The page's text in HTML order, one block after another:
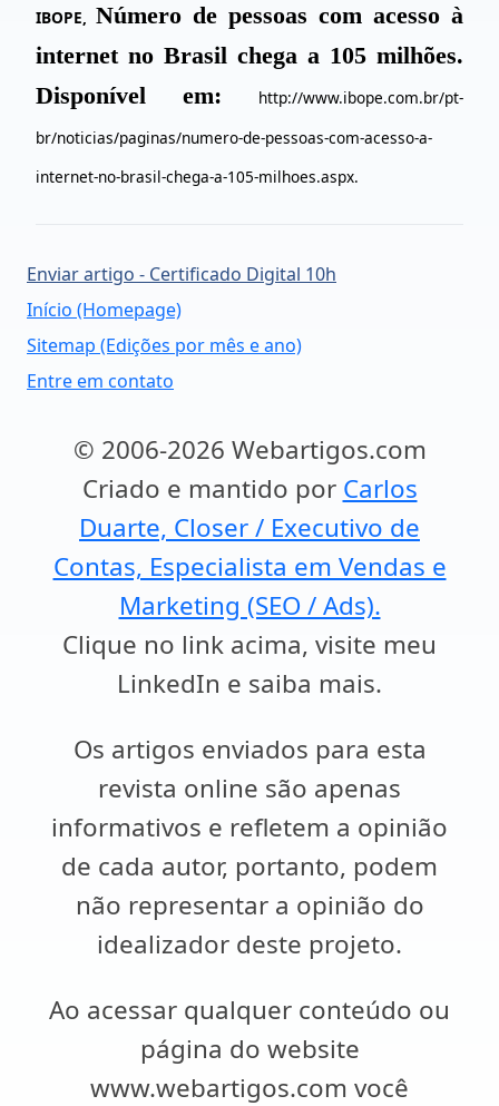
IBOPE, Número de pessoas com acesso à
internet no Brasil chega a 105 milhões.
Disponível em:
http://www.ibope.com.br/pt-
br/noticias/paginas/numero-de-pessoas-com-acesso-a-
internet-no-brasil-chega-a-105-milhoes.aspx.
Enviar artigo - Certificado Digital 10h
Início (Homepage)
Sitemap (Edições por mês e ano)
Entre em contato
© 2006-2026 Webartigos.com
Criado e mantido por Carlos
Duarte, Closer / Executivo de
Contas, Especialista em Vendas e
Marketing (SEO / Ads).
Clique no link acima, visite meu
LinkedIn e saiba mais.
Os artigos enviados para esta
revista online são apenas
informativos e refletem a opinião
de cada autor, portanto, podem
não representar a opinião do
idealizador deste projeto.
Ao acessar qualquer conteúdo ou
página do website
www.webartigos.com você